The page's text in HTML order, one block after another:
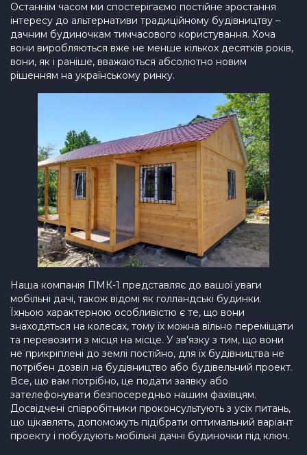
Останнім часом ми спостерігаємо постійне зростання
інтересу до альтернативи традиційному будівництву –
дачним будиночкам тимчасового користування. Хоча
вони виробляються вже не менше кількох десятків років,
вони, як і раніше, вважаються абсолютно новим
рішенням на українському ринку.
Наша компанія ПМК-1 представляє до вашої уваги
мобільні дачі, також відомі як голландські будинки.
Їхньою характерною особливістю є те, що вони
знаходяться на колесах, тому їх можна вільно переміщати
та перевозити з місця на місце. У зв’язку з тим, що вони
не прикріплені до землі постійно, для їх будівництва не
потрібен дозвіл на будівництво або будівельний проект.
Все, що вам потрібно, це подати заявку або
зателефонувати безпосередньо нашим фахівцям.
Досвідчені співробітники проконсультують з усіх питань,
що цікавлять, допоможуть підібрати оптимальний варіант
проекту і побудують мобільні дачні будиночки під ключ.